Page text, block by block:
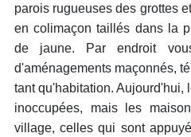
parois rugueuses des grottes
en colimaçon taillés dans la
de jaune. Par endroit
d'aménagements maçonnés,
tant qu'habitation. Aujourd'hui,
inoccupées, mais les
village, celles qui sont